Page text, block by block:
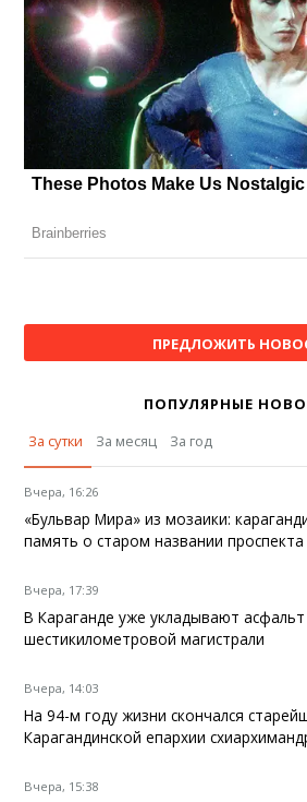
ПРЕДЛОЖИТЬ
ПОПУЛЯРНЫЕ
За сутки
За месяц За год
Вчера, 16:26
«Бульвар Мира» из мозаики:
память о старом названии проспекта
Вчера, 17:39
В Караганде уже укладывают
шестикилометровой магистрали
Вчера, 14:03
На 94-м году жизни скончался
Карагандинской епархии
Вчера, 15:38